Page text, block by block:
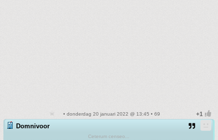
• donderdag 20 januari 2022 @ 13:45 • 69
Domnivoor
Ceterum censeo...